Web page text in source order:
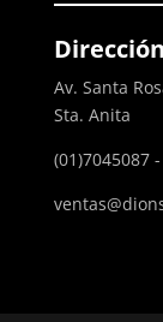
Av. Santa
Sta. Anita
(01)7045087